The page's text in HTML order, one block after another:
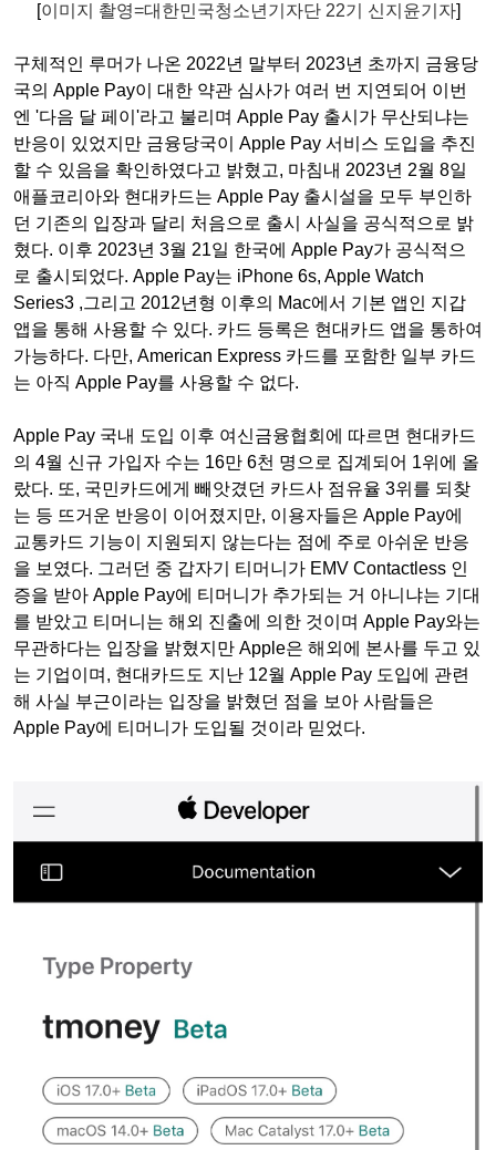
[이미지 촬영=대한민국청소년기자단 22기 신지윤기자]
구체적인 루머가 나온 2022년 말부터 2023년 초까지 금융당
국의 Apple Pay이 대한 약관 심사가 여러 번 지연되어 이번
엔 '다음 달 페이'라고 불리며 Apple Pay 출시가 무산되냐는
반응이 있었지만 금융당국이 Apple Pay 서비스 도입을 추진
할 수 있음을 확인하였다고 밝혔고, 마침내 2023년 2월 8일
애플코리아와 현대카드는 Apple Pay 출시설을 모두 부인하
던 기존의 입장과 달리 처음으로 출시 사실을 공식적으로 밝
혔다. 이후 2023년 3월 21일 한국에 Apple Pay가 공식적으
로 출시되었다. Apple Pay는 iPhone 6s, Apple Watch
Series3 ,그리고 2012년형 이후의 Mac에서 기본 앱인 지갑
앱을 통해 사용할 수 있다. 카드 등록은 현대카드 앱을 통하여
가능하다. 다만, American Express 카드를 포함한 일부 카드
는 아직 Apple Pay를 사용할 수 없다.
Apple Pay 국내 도입 이후 여신금융협회에 따르면 현대카드
의 4월 신규 가입자 수는 16만 6천 명으로 집계되어 1위에 올
랐다. 또, 국민카드에게 빼앗겼던 카드사 점유율 3위를 되찾
는 등 뜨거운 반응이 이어졌지만, 이용자들은 Apple Pay에
교통카드 기능이 지원되지 않는다는 점에 주로 아쉬운 반응
을 보였다. 그러던 중 갑자기 티머니가 EMV Contactless 인
증을 받아 Apple Pay에 티머니가 추가되는 거 아니냐는 기대
를 받았고 티머니는 해외 진출에 의한 것이며 Apple Pay와는
무관하다는 입장을 밝혔지만 Apple은 해외에 본사를 두고 있
는 기업이며, 현대카드도 지난 12월 Apple Pay 도입에 관련
해 사실 부근이라는 입장을 밝혔던 점을 보아 사람들은
Apple Pay에 티머니가 도입될 것이라 믿었다.